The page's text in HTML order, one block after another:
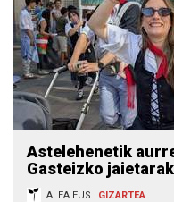
Astelehenetik
Gasteizko
ALEA.EUS GIZARTEA